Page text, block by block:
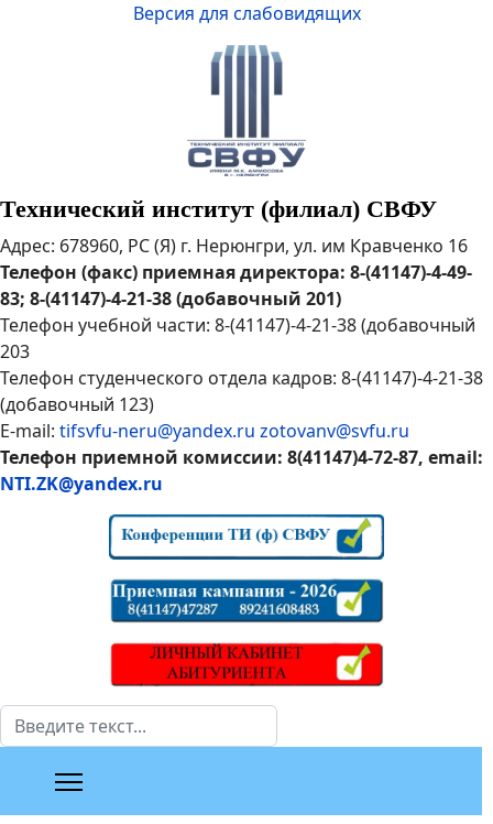
Версия для слабовидящих
Технический институт (филиал) СВФУ
Адрес: 678960, РС (Я) г. Нерюнгри, ул. им Кравченко 16
Телефон (факс) приемная директора: 8-(41147)-4-49-
83; 8-(41147)-4-21-38 (добавочный 201)
Телефон учебной части: 8-(41147)-4-21-38 (добавочный
203
Телефон студенческого отдела кадров: 8-(41147)-4-21-38
(добавочный 123)
E-mail: tifsvfu-neru@yandex.ru zotovanv@svfu.ru
Телефон приемной комиссии: 8(41147)4-72-87, email:
NTI.ZK@yandex.ru
Поиск